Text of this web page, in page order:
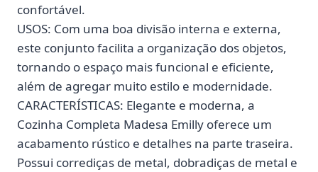
confortável.
USOS: Com uma boa divisão interna e externa,
este conjunto facilita a organização dos objetos,
tornando o espaço mais funcional e eficiente,
além de agregar muito estilo e modernidade.
CARACTERÍSTICAS: Elegante e moderna, a
Cozinha Completa Madesa Emilly oferece um
acabamento rústico e detalhes na parte traseira.
Possui corrediças de metal, dobradiças de metal e